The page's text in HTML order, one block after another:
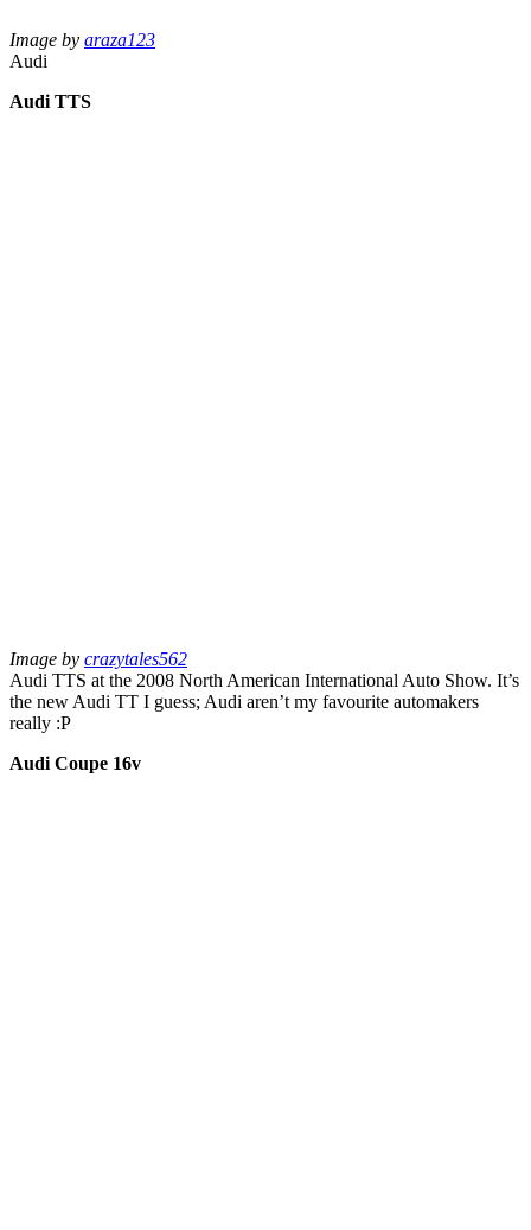
Image by araza123
Audi
Audi TTS
Image by crazytales562
Audi TTS at the 2008 North American International Auto Show. It’s
the new Audi TT I guess; Audi aren’t my favourite automakers
really :P
Audi Coupe 16v